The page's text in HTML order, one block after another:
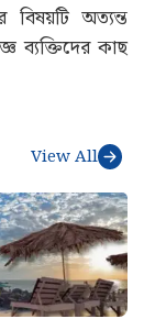
বিষয়টি অত্যন্ত
ব্যক্তিদের কাছ
View All